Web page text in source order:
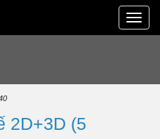
Toggle
2D+3D (5